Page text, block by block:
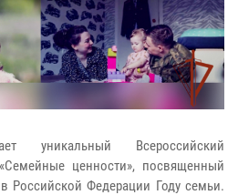
уникальный Всероссийский
ценности», посвященный
Российской Федерации Году семьи.